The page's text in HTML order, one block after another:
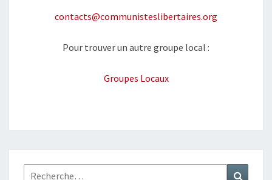
contacts@communisteslibertaires.org
Pour trouver un autre groupe local :
Groupes Locaux
Rechercher :